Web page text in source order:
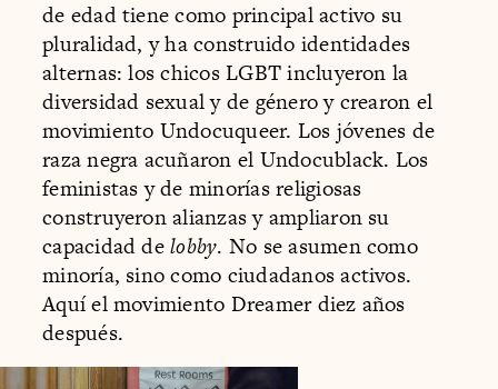
de edad tiene como principal activo su
pluralidad, y ha construido identidades
alternas: los chicos LGBT incluyeron la
diversidad sexual y de género y crearon el
movimiento Undocuqueer. Los jóvenes de
raza negra acuñaron el Undocublack. Los
feministas y de minorías religiosas
construyeron alianzas y ampliaron su
capacidad delobby. No se asumen como
minoría, sino como ciudadanos activos.
Aquí el movimiento Dreamer diez años
después.